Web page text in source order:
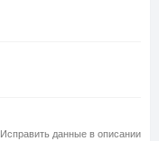
Исправить данные в описании